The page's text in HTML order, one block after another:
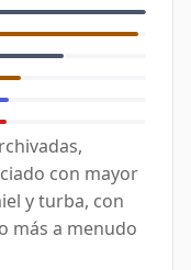
con mayor
y turba, con
más a menudo